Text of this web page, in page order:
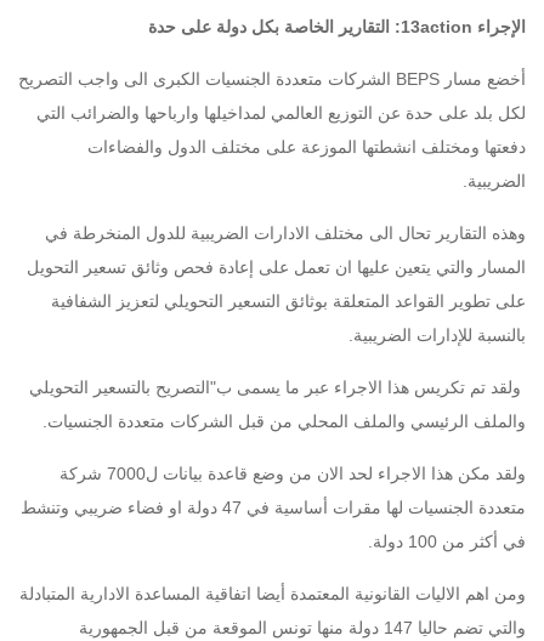
الإجراء 13action: التقارير الخاصة بكل دولة على حدة
أخضع مسار BEPS الشركات متعددة الجنسيات الكبرى الى واجب التصريح
لكل بلد على حدة عن التوزيع العالمي لمداخيلها وارباحها والضرائب التي
دفعتها ومختلف انشطتها الموزعة على مختلف الدول والفضاءات
الضريبية.
وهذه التقارير تحال الى مختلف الادارات الضريبية للدول المنخرطة في
المسار والتي يتعين عليها ان تعمل على إعادة فحص وثائق تسعير التحويل
على تطوير القواعد المتعلقة بوثائق التسعير التحويلي لتعزيز الشفافية
بالنسبة للإدارات الضريبية.
ولقد تم تكريس هذا الاجراء عبر ما يسمى ب"التصريح بالتسعير التحويلي
والملف الرئيسي والملف المحلي من قبل الشركات متعددة الجنسيات.
ولقد مكن هذا الاجراء لحد الان من وضع قاعدة بيانات ل7000 شركة
متعددة الجنسيات لها مقرات أساسية في 47 دولة او فضاء ضريبي وتنشط
في أكثر من 100 دولة.
ومن اهم الاليات القانونية المعتمدة أيضا اتفاقية المساعدة الادارية المتبادلة
والتي تضم حاليا 147 دولة منها تونس الموقعة من قبل الجمهورية